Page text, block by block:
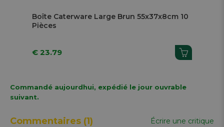
Boîte Caterware Large Brun 55x37x8cm 10
Pièces
€ 23.79
Commandé aujourdhui, expédié le jour ouvrable
suivant.
Commentaires (1) Écrire une critique